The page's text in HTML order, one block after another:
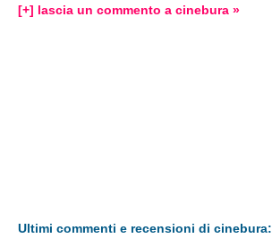
[+] lascia un commento a cinebura »
Ultimi commenti e recensioni di cinebura: